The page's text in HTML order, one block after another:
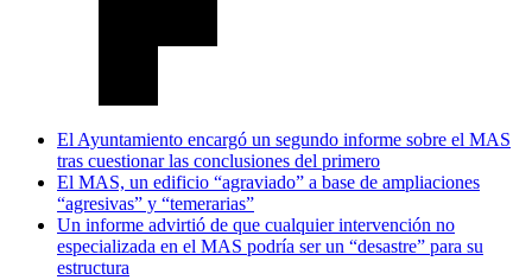
El Ayuntamiento encargó un segundo informe sobre el MAS
tras cuestionar las conclusiones del primero
El MAS, un edificio “agraviado” a base de ampliaciones
“agresivas” y “temerarias”
Un informe advirtió de que cualquier intervención no
especializada en el MAS podría ser un “desastre” para su
estructura